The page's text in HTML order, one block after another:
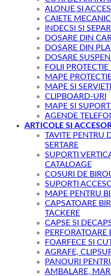
ALONJE SI
CAIETE
INDECSI SI
DOSARE DIN
DOSARE DIN
DOSARE
FOLII
MAPE
MAPE SI
CLIPBOARD-URI
MAPE SI
AGENDE
ARTICOLE SI
TAVITE PENTRU
SERTARE
SUPORTI
CATALOAGE
COSURI DE
SUPORTI
MAPE PENTRU
CAPSATOARE
TACKERE
CAPSE SI
FOARFECE SI
AGRAFE,
PANOURI
AMBALARE,